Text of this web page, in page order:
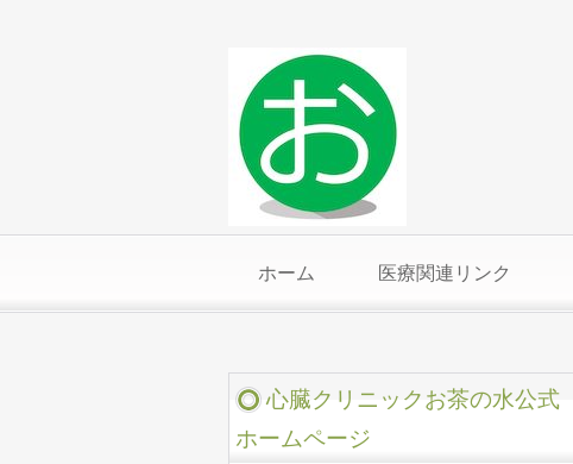
ホーム 医療関連リンク
心臓クリニックお茶の水公式
ホームページ